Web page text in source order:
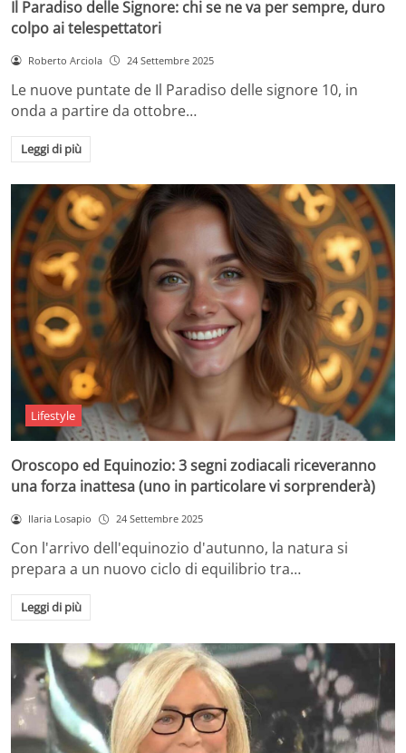
Il Paradiso delle Signore: chi se ne va per sempre, duro
colpo ai telespettatori
Roberto Arciola 24 Settembre 2025
Le nuove puntate de Il Paradiso delle signore 10, in
onda a partire da ottobre…
Leggi di più
Lifestyle
Oroscopo ed Equinozio: 3 segni zodiacali riceveranno
una forza inattesa (uno in particolare vi sorprenderà)
Ilaria Losapio 24 Settembre 2025
Con l'arrivo dell'equinozio d'autunno, la natura si
prepara a un nuovo ciclo di equilibrio tra…
Leggi di più